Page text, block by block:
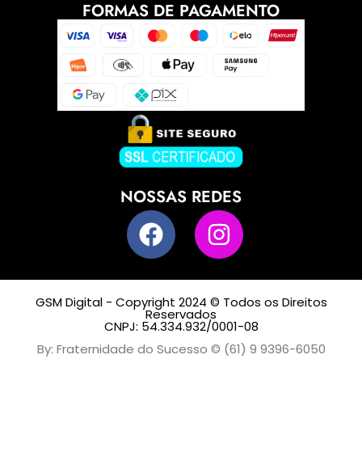
FORMAS DE PAGAMENTO
NOSSAS REDES
GSM Digital - Copyright 2024 © Todos os Direitos
Reservados
CNPJ: 54.334.932/0001-08
By: Fraternidade do Sucesso © (61) 9 9396-6050